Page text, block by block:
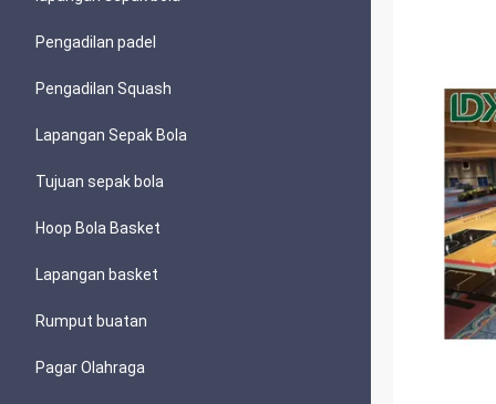
Pengadilan padel
Pengadilan Squash
Lapangan Sepak Bola
Tujuan sepak bola
Hoop Bola Basket
Lapangan basket
Rumput buatan
Pagar Olahraga